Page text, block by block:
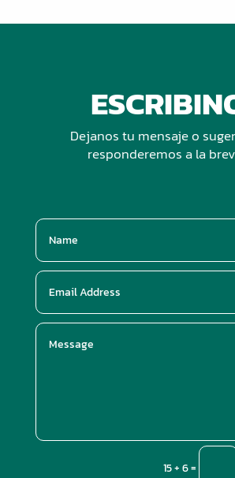
Dejanos tu mensaje o
responderemos a la
15 + 6=